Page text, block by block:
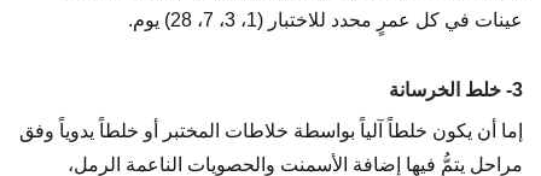
عينات في كل عمرٍ محدد للاختبار (1، 3، 7، 28) يوم.
3- خلط الخرسانة
إما أن يكون خلطاً آلياً بواسطة خلاطات المختبر أو خلطاً يدوياً وفق
مراحل يتمُّ فيها إضافة الأسمنت والحصويات الناعمة الرمل،